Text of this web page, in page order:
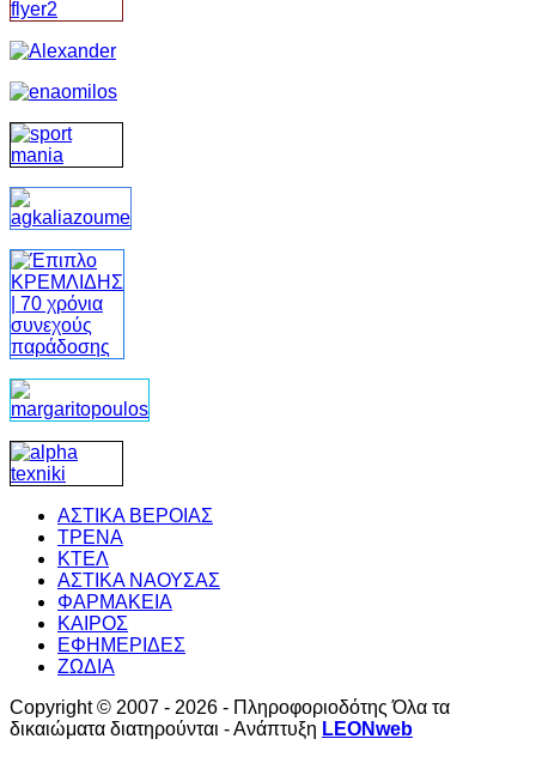
ΑΣΤΙΚΑ ΒΕΡΟΙΑΣ
ΤΡΕΝΑ
ΚΤΕΛ
ΑΣΤΙΚΑ ΝΑΟΥΣΑΣ
ΦΑΡΜΑΚΕΙΑ
ΚΑΙΡΟΣ
ΕΦΗΜΕΡΙΔΕΣ
ΖΩΔΙΑ
Copyright © 2007 - 2026 - Πληροφοριοδότης Όλα τα
δικαιώματα διατηρούνται - Ανάπτυξη LEONweb